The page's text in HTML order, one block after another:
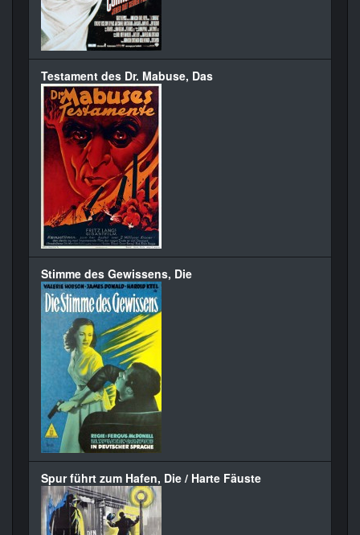
Testament des Dr. Mabuse, Das
Stimme des Gewissens, Die
Spur führt zum Hafen, Die / Harte Fäuste